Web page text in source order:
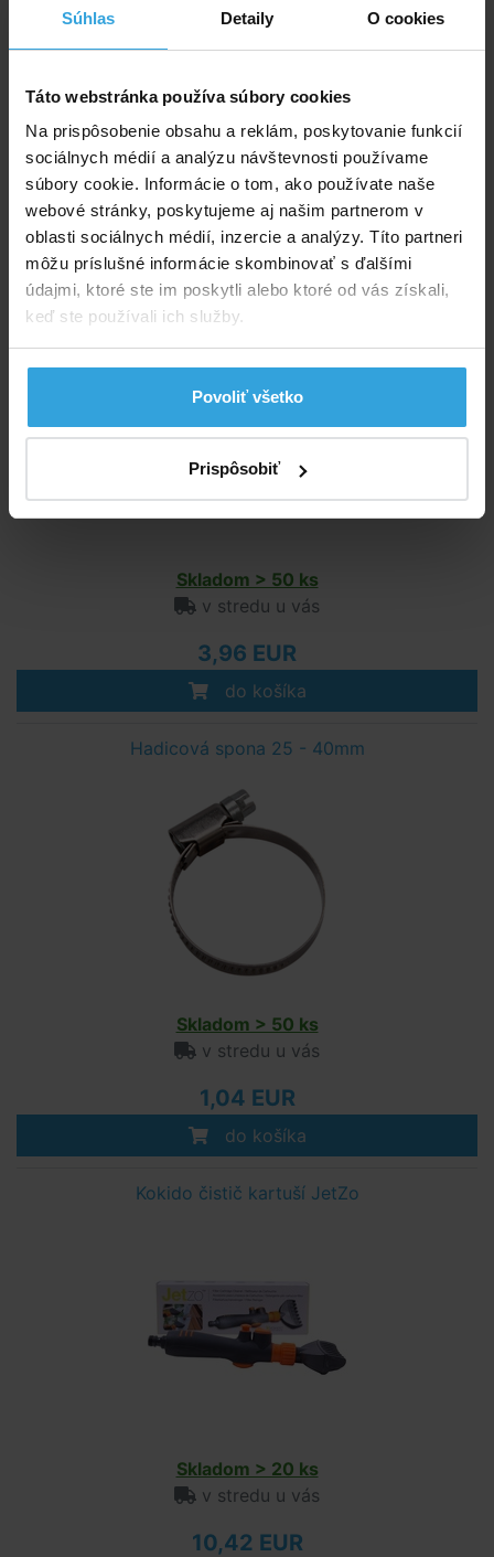
Súhlas Detaily O cookies
Táto webstránka používa súbory cookies
Na prispôsobenie obsahu a reklám, poskytovanie funkcií
sociálnych médií a analýzu návštevnosti používame
súbory cookie. Informácie o tom, ako používate naše
webové stránky, poskytujeme aj našim partnerom v
oblasti sociálnych médií, inzercie a analýzy. Títo partneri
môžu príslušné informácie skombinovať s ďalšími
údajmi, ktoré ste im poskytli alebo ktoré od vás získali,
keď ste používali ich služby.
Povoliť všetko
Prispôsobiť
Nedostupné
7,46 EUR
Náhradná hadica na kartušovú filtráciu
Skladom > 50 ks
v stredu u vás
3,96 EUR
do košíka
Hadicová spona 25 - 40mm
Skladom > 50 ks
v stredu u vás
1,04 EUR
do košíka
Kokido čistič kartuší JetZo
Skladom > 20 ks
v stredu u vás
10,42 EUR